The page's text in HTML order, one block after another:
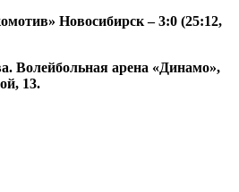
Новосибирск – 3:0 (25:12,
Волейбольная арена «Динамо»,
13.